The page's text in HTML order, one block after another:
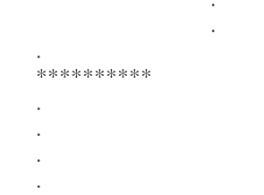
.
.
**********
.
.
.
.